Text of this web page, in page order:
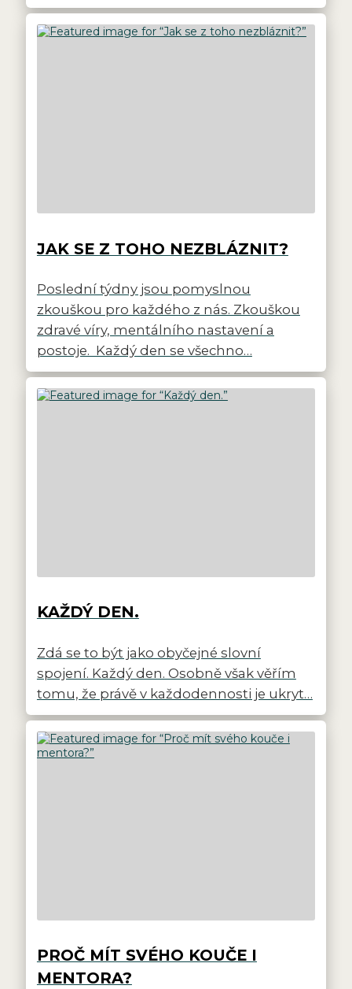
JAK SE Z TOHO NEZBLÁZNIT?
Poslední týdny jsou pomyslnou
zkouškou pro každého z nás. Zkouškou
zdravé víry, mentálního nastavení a
postoje. Každý den se všechno…
KAŽDÝ DEN.
Zdá se to být jako obyčejné slovní
spojení. Každý den. Osobně však věřím
tomu, že právě v každodennosti je ukryt…
PROČ MÍT SVÉHO KOUČE I
MENTORA?